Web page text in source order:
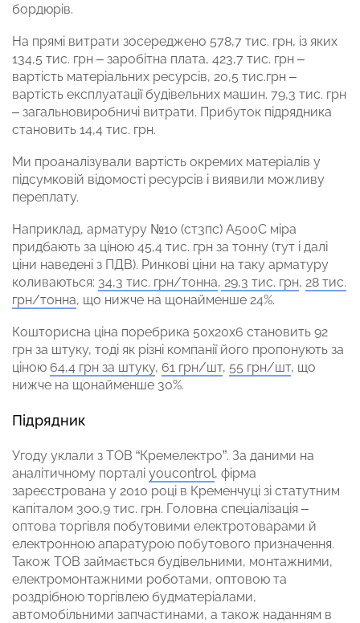
бордюрів.
На прямі витрати зосереджено 578,7 тис. грн, із яких
134,5 тис. грн – заробітна плата, 423,7 тис. грн –
вартість матеріальних ресурсів, 20,5 тис.грн –
вартість експлуатації будівельних машин. 79,3 тис. грн
– загальновиробничі витрати. Прибуток підрядника
становить 14,4 тис. грн.
Ми проаналізували вартість окремих матеріалів у
підсумковій відомості ресурсів і виявили можливу
переплату.
Наприклад, арматуру №10 (ст3пс) А500С міра
придбають за ціною 45,4 тис. грн за тонну (тут і далі
ціни наведені з ПДВ). Ринкові ціни на таку арматуру
коливаються: 34,3 тис. грн/тонна, 29,3 тис. грн, 28 тис.
грн/тонна, що нижче на щонайменше 24%.
Кошторисна ціна поребрика 50х20х6 становить 92
грн за штуку, тоді як різні компанії його пропонують за
ціною 64,4 грн за штуку, 61 грн/шт, 55 грн/шт, що
нижче на щонайменше 30%.
Підрядник
Угоду уклали з ТОВ “Кремелектро”. За даними на
аналітичному порталі youcontrol, фірма
зареєстрована у 2010 році в Кременчуці зі статутним
капіталом 300,9 тис. грн. Головна спеціалізація –
оптова торгівля побутовими електротоварами й
електронною апаратурою побутового призначення.
Також ТОВ займається будівельними, монтажними,
електромонтажними роботами, оптовою та
роздрібною торгівлею будматеріалами,
автомобільними запчастинами, а також наданням в